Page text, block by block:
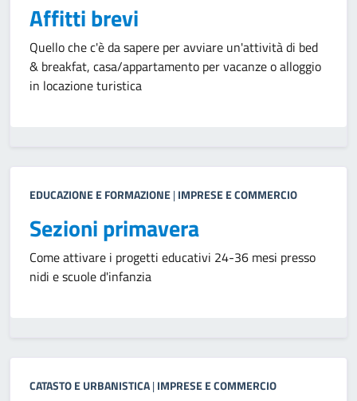
Affitti brevi
Quello che c'è da sapere per avviare un'attività di bed
& breakfat, casa/appartamento per vacanze o alloggio
in locazione turistica
EDUCAZIONE E FORMAZIONE|IMPRESE E COMMERCIO
Sezioni primavera
Come attivare i progetti educativi 24-36 mesi presso
nidi e scuole d'infanzia
CATASTO E URBANISTICA|IMPRESE E COMMERCIO